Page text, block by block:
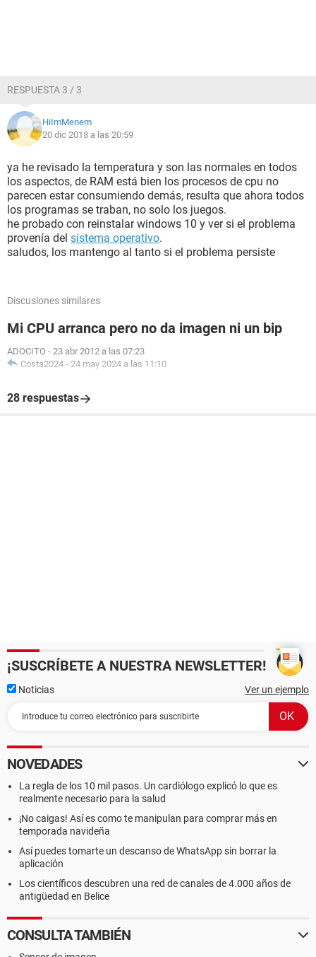
RESPUESTA 3 / 3
HiImMenem
20 dic 2018 a las 20:59
ya he revisado la temperatura y son las normales en todos
los aspectos, de RAM está bien los procesos de cpu no
parecen estar consumiendo demás, resulta que ahora todos
los programas se traban, no solo los juegos.
he probado con reinstalar windows 10 y ver si el problema
provenía del sistema operativo.
saludos, los mantengo al tanto si el problema persiste
Discusiones similares
Mi CPU arranca pero no da imagen ni un bip
ADOCITO - 23 abr 2012 a las 07:23
Costa2024 - 24 may 2024 a las 11:10
28 respuestas
¡SUSCRÍBETE A NUESTRA NEWSLETTER!
Noticias Ver un ejemplo
NOVEDADES
La regla de los 10 mil pasos. Un cardiólogo explicó lo que es
realmente necesario para la salud
¡No caigas! Así es como te manipulan para comprar más en
temporada navideña
Así puedes tomarte un descanso de WhatsApp sin borrar la
aplicación
Los científicos descubren una red de canales de 4.000 años de
antigüedad en Belice
CONSULTA TAMBIÉN